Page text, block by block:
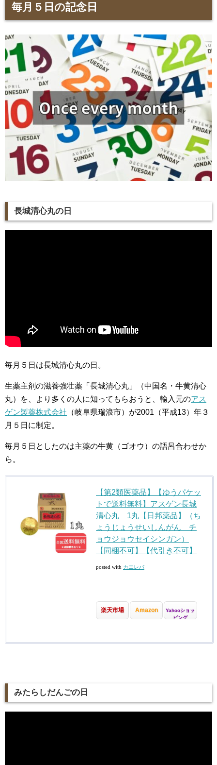
毎月５日の記念日
長城清心丸の日
毎月５日は長城清心丸の日。
生薬主剤の滋養強壮薬「長城清心丸」（中国名・牛黄清心
丸）を、より多くの人に知ってもらおうと、輸入元のアス
ゲン製薬株式会社 （岐阜県瑞浪市）が2001（平成13）年３
月５日に制定。
毎月５日としたのは主薬の牛黄（ゴオウ）の語呂合わせか
ら。
【第2類医薬品】【ゆうパケッ
トで送料無料】アスゲン長城
清心丸 1丸【日邦薬品】（ち
ょうじょうせいしんがん チ
ョウジョウセイシンガン）
【同梱不可】【代引き不可】
posted with カエレバ
楽天市場 Amazon
Yahooショッ
ピング
みたらしだんごの日